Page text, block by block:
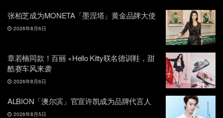
张柏芝成为MONETA「墨涅塔」黄金品牌大使
2026年8月6日
章若楠同款！百丽 ×Hello Kitty联名德训鞋，甜
酷赛车风来袭
2026年8月6日
ALBION「澳尔滨」官宣许凯成为品牌代言人
2026年8月5日